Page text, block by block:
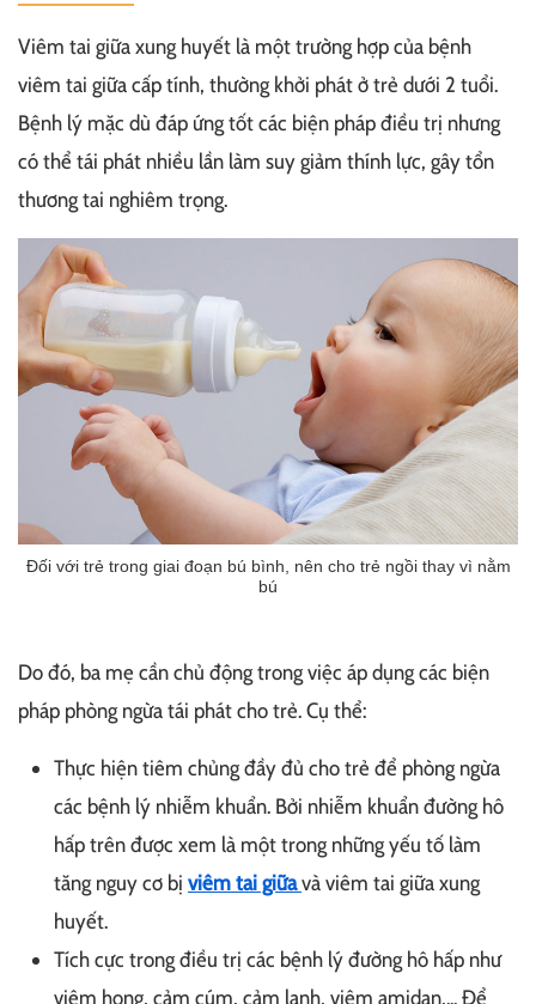
Viêm tai giữa xung huyết là một trường hợp của bệnh
viêm tai giữa cấp tính, thường khởi phát ở trẻ dưới 2 tuổi.
Bệnh lý mặc dù đáp ứng tốt các biện pháp điều trị nhưng
có thể tái phát nhiều lần làm suy giảm thính lực, gây tổn
thương tai nghiêm trọng.
Đối với trẻ trong giai đoạn bú bình, nên cho trẻ ngồi thay vì nằm
bú
Do đó, ba mẹ cần chủ động trong việc áp dụng các biện
pháp phòng ngừa tái phát cho trẻ. Cụ thể:
Thực hiện tiêm chủng đầy đủ cho trẻ để phòng ngừa
các bệnh lý nhiễm khuẩn. Bởi nhiễm khuẩn đường hô
hấp trên được xem là một trong những yếu tố làm
tăng nguy cơ bị viêm tai giữavà viêm tai giữa xung
huyết.
Tích cực trong điều trị các bệnh lý đường hô hấp như
viêm họng, cảm cúm, cảm lạnh, viêm amidan,... Để